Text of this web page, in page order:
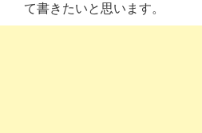
て書きたいと思います。